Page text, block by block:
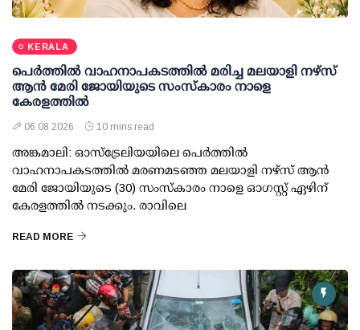
KERALA
പെർത്തിൽ വാഹനാപകടത്തിൽ മരിച്ച മലയാളി നഴ്സ്
ആൻ മേരി ജോയിയുടെ സംസ്കാരം നാളെ
കേരളത്തിൽ
06 08 2026 10 mins read
അങ്കമാലി: ഓസ്‌ട്രേലിയയിലെ പെർത്തിൽ
വാഹനാപകടത്തിൽ മരണമടഞ്ഞ മലയാളി നഴ്സ് ആൻ
മേരി ജോയിയുടെ (30) സംസ്കാരം നാളെ ഓഗസ്റ്റ് ഏഴിന്
കേരളത്തിൽ നടക്കും. രാവിലെ
READ MORE